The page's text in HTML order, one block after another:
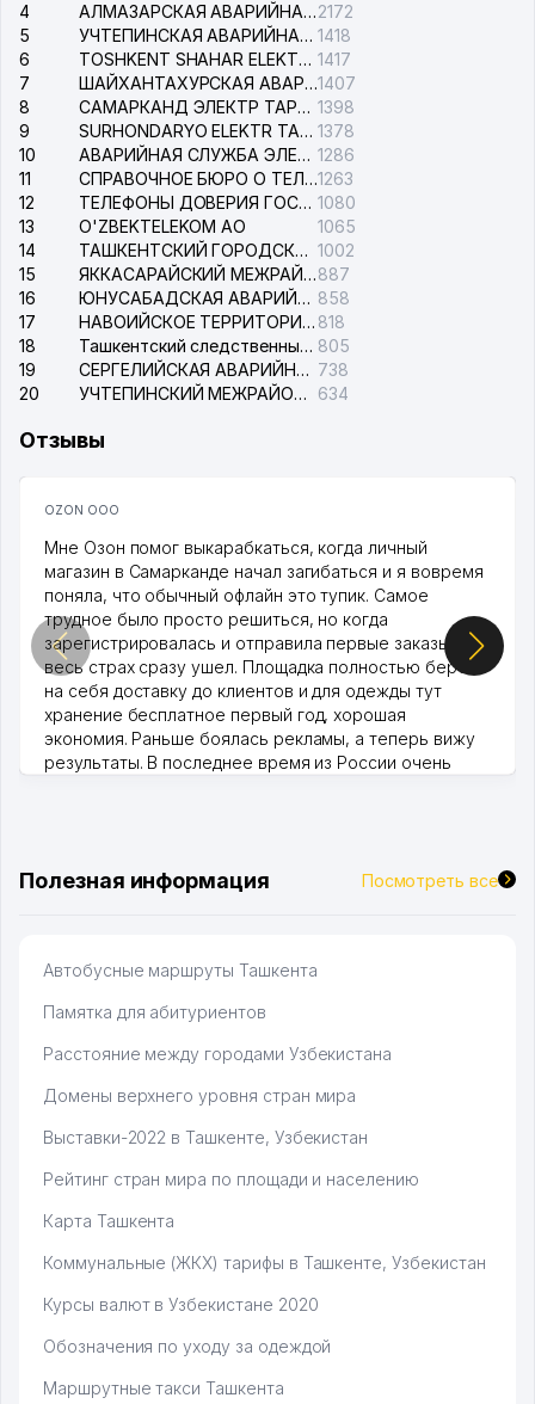
4
АЛМАЗАРСКАЯ АВАРИЙНАЯ СЛУЖБА ЭЛЕКТРОСЕТИ2172
5
УЧТЕПИНСКАЯ АВАРИЙНАЯ СЛУЖБА ЭЛЕКТРОСЕТИ 1418
6
TOSHKENT SHAHAR ELEKTR TARMOQLARI KORXONASI АО 1417
7
ШАЙХАНТАХУРСКАЯ АВАРИЙНАЯ СЛУЖБА ЭЛЕКТРОСЕТИ1407
8
САМАРКАНД ЭЛЕКТР ТАРМОКЛАРИ АО 1398
9
SURHONDARYO ELEKTR TARMOKLARI АО 1378
10
АВАРИЙНАЯ СЛУЖБА ЭЛЕКТРОСЕТИ ТАШКЕНТСКОГО РАЙОНА 1286
11
СПРАВОЧНОЕ БЮРО О ТЕЛЕФОНАХ ОРГАНИЗАЦИЙ г. ТАШКЕНТА1263
12
ТЕЛЕФОНЫ ДОВЕРИЯ ГОСУДАРСТВЕННОГО ЦЕНТРА ТЕСТИРОВАНИЯ 1080
13
O'ZBEKTELEKOM АО
1065
14
ТАШКЕНТСКИЙ ГОРОДСКОЙ СУД ПО ГРАЖДАНСКИМ ДЕЛАМ 1002
15
ЯККАСАРАЙСКИЙ МЕЖРАЙОННЫЙ СУД ПО ГРАЖДАНСКИМ ДЕЛАМ887
16
ЮНУСАБАДСКАЯ АВАРИЙНАЯ СЛУЖБА ЭЛЕКТРОСЕТИ 858
17
НАВОИЙСКОЕ ТЕРРИТОРИАЛЬНОЕ ПРЕДПРИЯТИЕ ЭЛЕКТРОСЕТИ АО 818
18
Ташкентский следственный изолятор 805
19
СЕРГЕЛИЙСКАЯ АВАРИЙНАЯ СЛУЖБА ЭЛЕКТРОСЕТИ 738
20
УЧТЕПИНСКИЙ МЕЖРАЙОННЫЙ СУД ПО ГРАЖДАНСКИМ ДЕЛАМ 634
Отзывы
OZON ООО
Мне Озон помог выкарабкаться, когда личный
магазин в Самарканде начал загибаться и я вовремя
поняла, что обычный офлайн это тупик. Самое
трудное было просто решиться, но когда
зарегистрировалась и отправила первые заказы,
весь страх сразу ушел. Площадка полностью берет
на себя доставку до клиентов и для одежды тут
хранение бесплатное первый год, хорошая
экономия. Раньше боялась рекламы, а теперь вижу
результаты. В последнее время из России очень
Полезная информация Посмотреть все
Автобусные маршруты Ташкента
Памятка для абитуриентов
Расстояние между городами Узбекистана
Домены верхнего уровня стран мира
Выставки-2022 в Ташкенте, Узбекистан
Рейтинг стран мира по площади и населению
Карта Ташкента
Коммунальные (ЖКХ) тарифы в Ташкенте, Узбекистан
Курсы валют в Узбекистане 2020
Обозначения по уходу за одеждой
Маршрутные такси Ташкента